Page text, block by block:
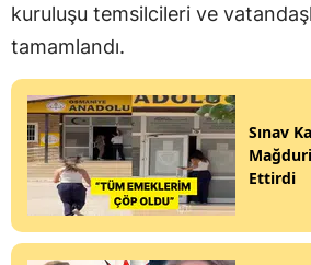
kuruluşu temsilcileri ve
tamamlandı.
Sınav
Ettirdi